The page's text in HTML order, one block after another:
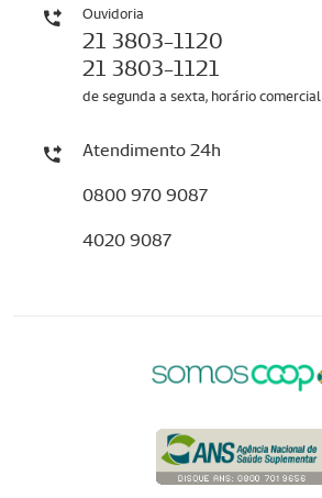
Ouvidoria
21 3803-1120
21 3803-1121
de segunda a sexta, horário comercial
Atendimento 24h
0800 970 9087
4020 9087